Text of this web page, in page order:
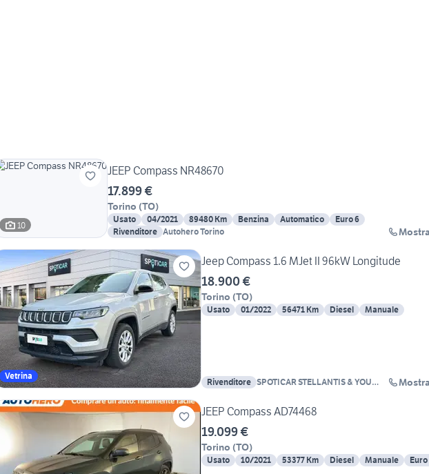
10
JEEP Compass NR48670
17.899 €
Torino (TO)
Usato 04/2021 89480 Km Benzina Automatico
Euro 6
Rivenditore Autohero Torino
Vetrina
Jeep Compass 1.6 MJet II 96kW Longitude
18.900 €
Torino (TO)
Usato 01/2022 56471 Km Diesel Manuale
Rivenditore SPOTICAR STELLANTIS & YOU
JEEP Compass AD74468
19.099 €
Torino (TO)
Usato 10/2021 53377 Km Diesel Manuale Euro